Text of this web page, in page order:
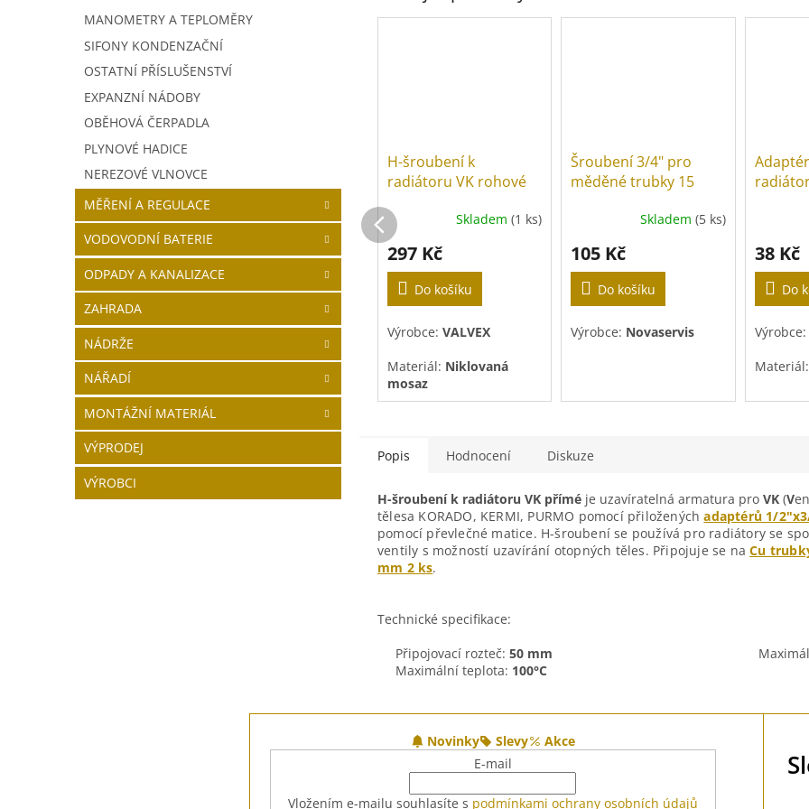
MANOMETRY A TEPLOMĚRY
SIFONY KONDENZAČNÍ
OSTATNÍ PŘÍSLUŠENSTVÍ
EXPANZNÍ NÁDOBY
OBĚHOVÁ ČERPADLA
PLYNOVÉ HADICE
NEREZOVÉ VLNOVCE
MĚŘENÍ A REGULACE
VODOVODNÍ BATERIE
ODPADY A KANALIZACE
ZAHRADA
NÁDRŽE
NÁŘADÍ
MONTÁŽNÍ MATERIÁL
VÝPRODEJ
VÝROBCI
H-šroubení k
radiátoru VK rohové
Skladem(1 ks)
297 Kč
Do košíku
Výrobce: VALVEX
Materiál: Niklovaná
mosaz
Šroubení 3/4" pro
měděné trubky 15
Skladem (5 ks)
105 Kč
Do košíku
Výrobce: Novaservis
38 Kč
Do
Výrobce:
Materiál:
Popis Hodnocení Diskuze
H-šroubení k radiátoru VK přímé je uzavíratelná armatura pro VK (V
tělesa KORADO, KERMI, PURMO pomocí přiloženýchadaptérů 1/
pomocí převlečné matice. H-šroubení se používá pro radiátory se
ventily s možností uzavírání otopných těles. Připojuje se naCu
mm 2 ks.
Technické specifikace:
Připojovací rozteč: 50 mm
Maximální teplota: 100°C
Novinky Slevy
Akce
E-mail
Vložením e-mailu souhlasíte s podmínkami ochrany osobních údajů